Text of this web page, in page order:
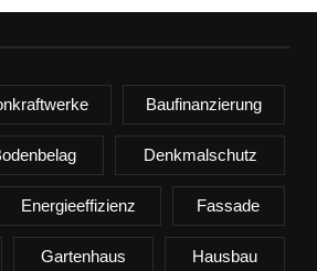
Baufinanzierung
Denkmalschutz
Energieeffizienz Fassade
Gartenhaus Hausbau